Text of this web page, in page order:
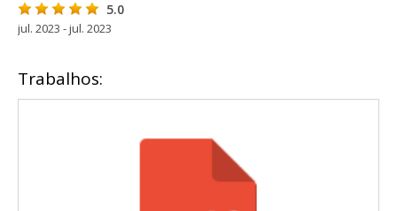
5.0
jul. 2023 - jul. 2023
Trabalhos: